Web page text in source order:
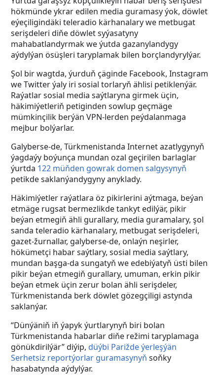
hökmünde ykrar edilen media guramasy ýok, döwlet
eýeçiligindäki teleradio kärhanalary we metbugat
serişdeleri diňe döwlet syýasatyny
mahabatlandyrmak we ýutda gazanylandygy
aýdylýan ösüşleri taryplamak bilen borçlandyrylýar.
Şol bir wagtda, ýurduň çäginde Facebook, Instagram
we Twitter ýaly iri sosial torlaryň ählisi petiklenýär.
Raýatlar sosial media saýtlaryna girmek üçin,
häkimiýetleriň petiginden sowlup geçmäge
mümkinçilik berýän VPN-lerden peýdalanmaga
mejbur bolýarlar.
Galyberse-de, Türkmenistanda Internet azatlygynyň
ýagdaýy boýunça mundan ozal geçirilen barlaglar
ýurtda 122 müňden gowrak domen salgysynyň
petikde saklanýandygyny anyklady.
Häkimiýetler raýatlara öz pikirlerini aýtmaga, beýan
etmäge rugsat bermezlikde tankyt edilýär, pikir
beýan etmegiň ähli gurallary, media guramalary, şol
sanda teleradio kärhanalary, metbugat serişdeleri,
gazet-žurnallar, galyberse-de, onlaýn neşirler,
hökümetçi habar saýtlary, sosial media saýtlary,
mundan başga-da sungatyň we edebiýatyň üsti bilen
pikir beýan etmegiň gurallary, umuman, erkin pikir
beýan etmek üçin zerur bolan ähli serişdeler,
Türkmenistanda berk döwlet gözegçiligi astynda
saklanýar.
“Dünýäniň iň ýapyk ýurtlarynyň biri bolan
Türkmenistanda habarlar diňe režimi taryplamaga
gönükdirilýär” diýip, düýbi Parižde ýerleşýän
Serhetsiz reportýorlar guramasynyň soňky
hasabatynda aýdylýar.